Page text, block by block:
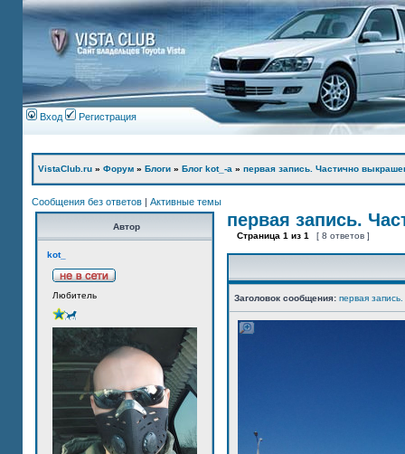
Вход Регистрация
VistaClub.ru » Форум » Блоги » Блог kot_-а » первая запись. Частично
Сообщения без ответов | Активные темы
Автор
kot_
Любитель
первая запись.
Страница 1 из 1 [ 8 ответов ]
Заголовок сообщения: первая